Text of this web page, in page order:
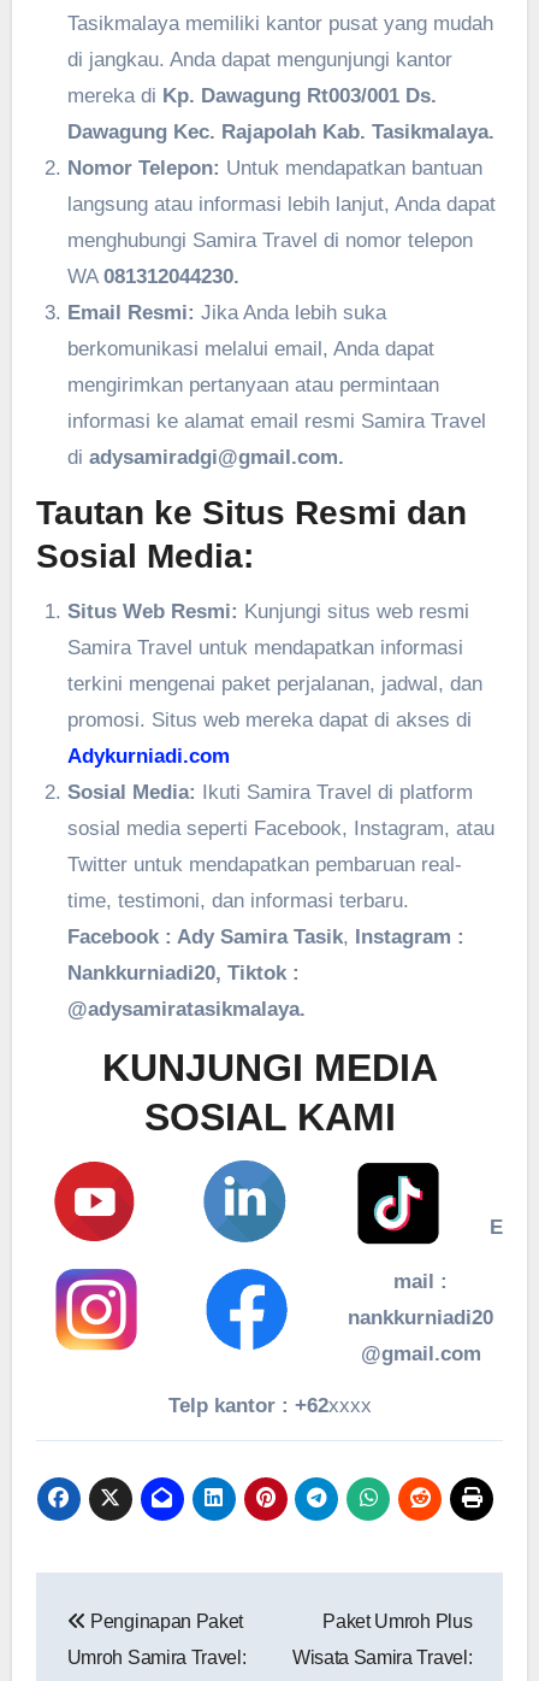
Tasikmalaya memiliki kantor pusat yang mudah
di jangkau. Anda dapat mengunjungi kantor
mereka di Kp. Dawagung Rt003/001 Ds.
Dawagung Kec. Rajapolah Kab. Tasikmalaya.
Nomor Telepon: Untuk mendapatkan bantuan
langsung atau informasi lebih lanjut, Anda dapat
menghubungi Samira Travel di nomor telepon
WA 081312044230.
Email Resmi: Jika Anda lebih suka
berkomunikasi melalui email, Anda dapat
mengirimkan pertanyaan atau permintaan
informasi ke alamat email resmi Samira Travel
di adysamiradgi@gmail.com.
Tautan ke Situs Resmi dan
Sosial Media:
Situs Web Resmi: Kunjungi situs web resmi
Samira Travel untuk mendapatkan informasi
terkini mengenai paket perjalanan, jadwal, dan
promosi. Situs web mereka dapat di akses di
Adykurniadi.com
Sosial Media: Ikuti Samira Travel di platform
sosial media seperti Facebook, Instagram, atau
Twitter untuk mendapatkan pembaruan real-
time, testimoni, dan informasi terbaru.
Facebook : Ady Samira Tasik, Instagram :
Nankkurniadi20, Tiktok :
@adysamiratasikmalaya.
KUNJUNGI MEDIA
SOSIAL KAMI
E
mail :
nankkurniadi20
@gmail.com
Telp kantor : +62xxxx
pos
Penginapan Paket
Umroh Samira Travel:
Paket Umroh Plus
Wisata Samira Travel: